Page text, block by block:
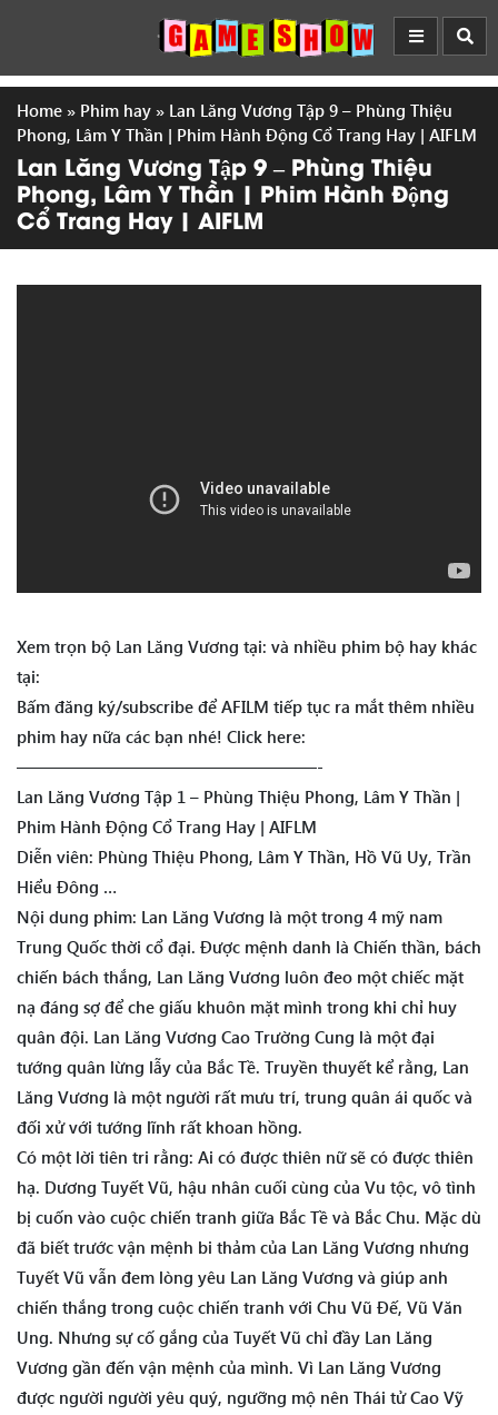
Home » Phim hay » Lan Lăng Vương Tập 9 – Phùng Thiệu
Phong, Lâm Y Thần | Phim Hành Động Cổ Trang Hay | AIFLM
Lan Lăng Vương Tập 9 – Phùng Thiệu
Phong, Lâm Y Thần | Phim Hành Động
Cổ Trang Hay | AIFLM
Xem trọn bộ Lan Lăng Vương tại: và nhiều phim bộ hay khác
tại:
Bấm đăng ký/subscribe để AFILM tiếp tục ra mắt thêm nhiều
phim hay nữa các bạn nhé! Click here:
——————————————————-
Lan Lăng Vương Tập 1 – Phùng Thiệu Phong, Lâm Y Thần |
Phim Hành Động Cổ Trang Hay | AIFLM
Diễn viên: Phùng Thiệu Phong, Lâm Y Thần, Hồ Vũ Uy, Trần
Hiểu Đông …
Nội dung phim: Lan Lăng Vương là một trong 4 mỹ nam
Trung Quốc thời cổ đại. Được mệnh danh là Chiến thần, bách
chiến bách thắng, Lan Lăng Vương luôn đeo một chiếc mặt
nạ đáng sợ để che giấu khuôn mặt mình trong khi chỉ huy
quân đội. Lan Lăng Vương Cao Trường Cung là một đại
tướng quân lừng lẫy của Bắc Tề. Truyền thuyết kể rằng, Lan
Lăng Vương là một người rất mưu trí, trung quân ái quốc và
đối xử với tướng lĩnh rất khoan hồng.
Có một lời tiên tri rằng: Ai có được thiên nữ sẽ có được thiên
hạ. Dương Tuyết Vũ, hậu nhân cuối cùng của Vu tộc, vô tình
bị cuốn vào cuộc chiến tranh giữa Bắc Tề và Bắc Chu. Mặc dù
đã biết trước vận mệnh bi thảm của Lan Lăng Vương nhưng
Tuyết Vũ vẫn đem lòng yêu Lan Lăng Vương và giúp anh
chiến thắng trong cuộc chiến tranh với Chu Vũ Đế, Vũ Văn
Ung. Nhưng sự cố gắng của Tuyết Vũ chỉ đầy Lan Lăng
Vương gần đến vận mệnh của mình. Vì Lan Lăng Vương
được người người yêu quý, ngưỡng mộ nên Thái tử Cao Vỹ